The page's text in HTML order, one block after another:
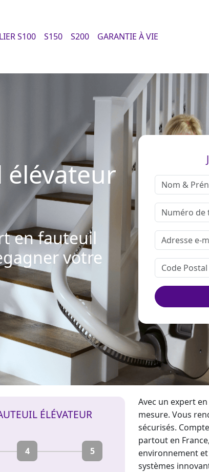
S100 S150 S200 GARANTIE À VIE
en fauteuil
votre
ÉLÉVATEUR
4 5
Avec un expert en
mesure. Vous
sécurisés.
partout en
environnement et
systèmes